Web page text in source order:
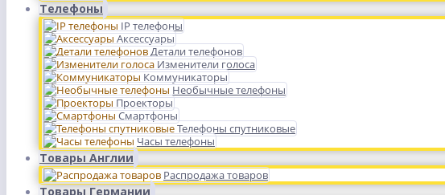
Телефоны
IP телефоны
Аксессуары
Детали телефонов
Изменители голоса
Коммуникаторы
Необычные телефоны
Проекторы
Смартфоны
Телефоны спутниковые
Часы телефоны
Товары Англии
Распродажа товаров
Товары Германии